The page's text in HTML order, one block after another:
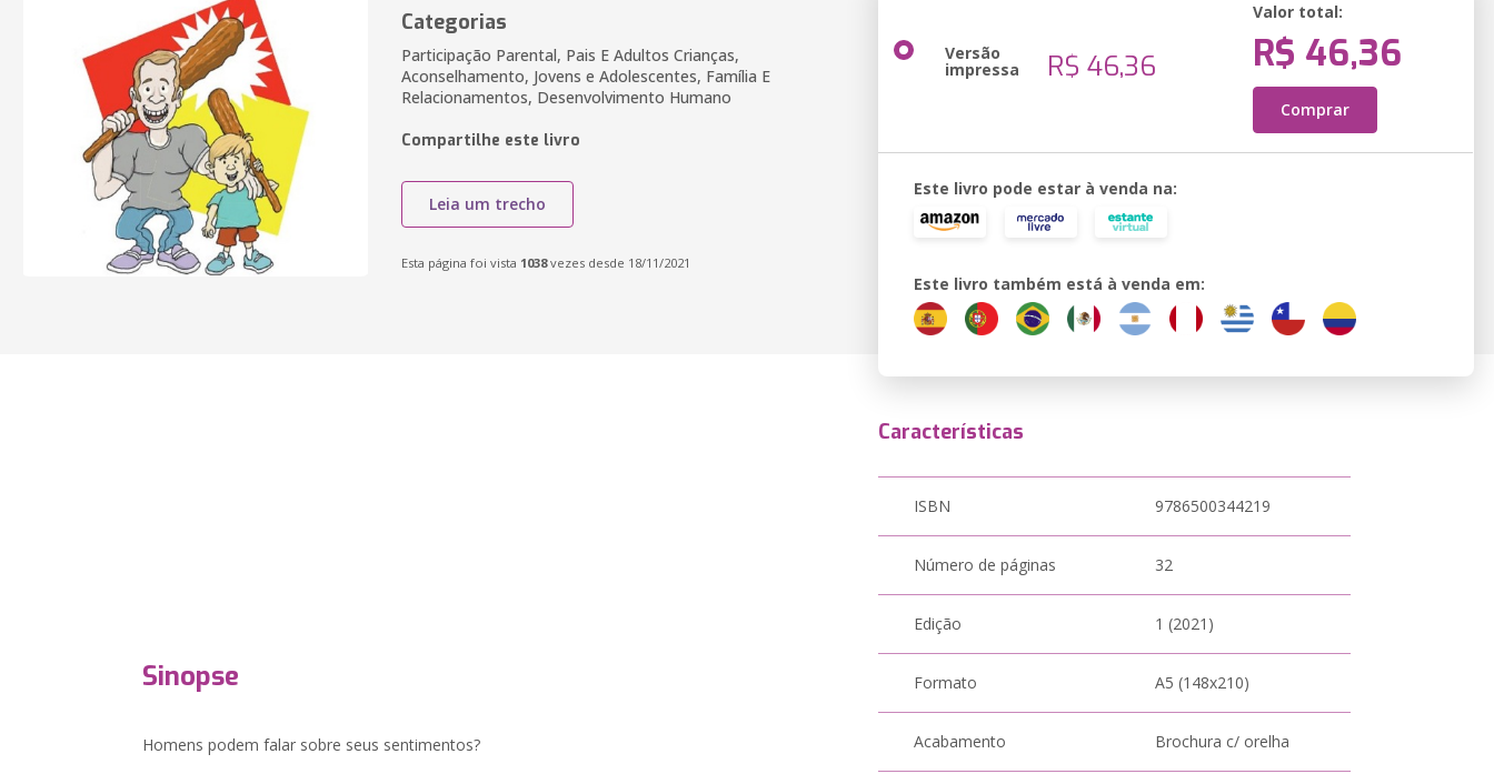
Categorias
Participação Parental, Pais E Adultos Crianças,
Aconselhamento, Jovens e Adolescentes, Família E
Relacionamentos, Desenvolvimento Humano
Compartilhe este livro
Leia um trecho
Esta página foi vista 1038vezes desde 18/11/2021
Versão
impressa R$ 46,36
Valor total:
R$ 46,36
Comprar
Este livro pode estar à venda na:
Este livro também está à venda em:
Sinopse
Homens podem falar sobre seus sentimentos?
Características
ISBN 9786500344219
Número de páginas 32
Edição 1 (2021)
Formato A5 (148x210)
Acabamento Brochura c/ orelha